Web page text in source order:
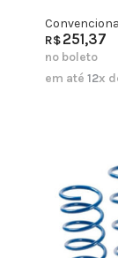
R$251,37
no boleto
em até 12x